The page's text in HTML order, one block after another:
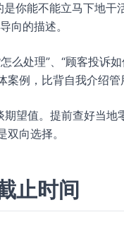
你能不能立马下地
向的描述。
么处理”、“顾客投诉
例，比背自我介绍管
期望值。提前查好当
向选择。
止时间